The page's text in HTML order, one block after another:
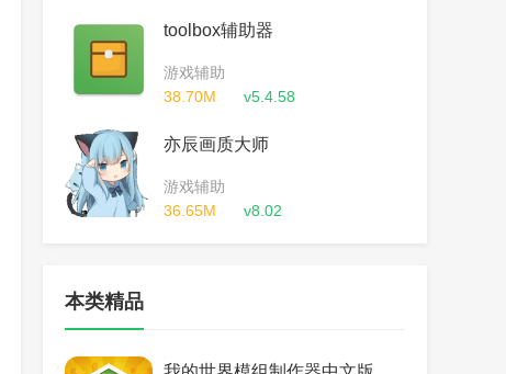
toolbox辅助器
游戏辅助
38.70M
v5.4.58
亦辰画质大师
游戏辅助
36.65M
v8.02
本类精品